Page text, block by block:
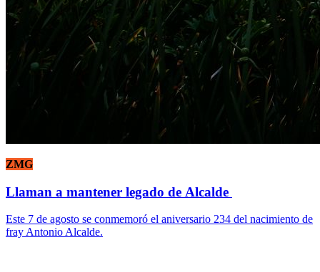
ZMG
Llaman a mantener legado de Alcalde
Este 7 de agosto se conmemoró el aniversario 234 del nacimiento de
fray Antonio Alcalde.